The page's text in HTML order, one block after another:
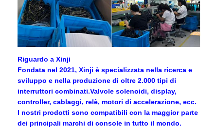
Riguardo a Xinji
Fondata nel 2021, Xinji è specializzata nella ricerca e
sviluppo e nella produzione di oltre 2.000 tipi di
interruttori combinati.Valvole solenoidi, display,
controller, cablaggi, relè, motori di accelerazione, ecc.
I nostri prodotti sono compatibili con la maggior parte
dei principali marchi di console in tutto il mondo.